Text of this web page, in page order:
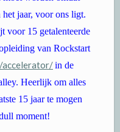
het jaar, voor ons ligt.
voor 15 getalenteerde
van Rockstart
in de
Heerlijk om alles
15 jaar te mogen
moment!